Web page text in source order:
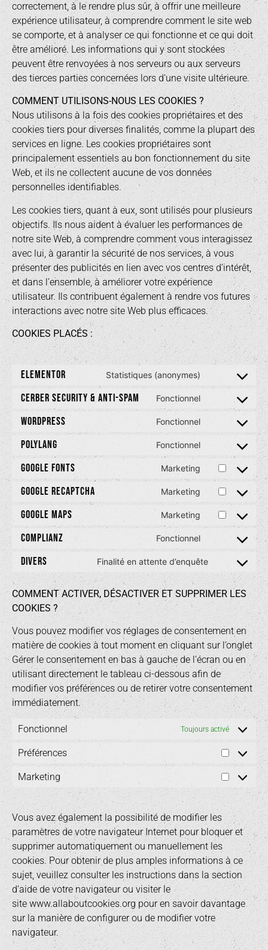
correctement, à le rendre plus sûr, à offrir une meilleure
expérience utilisateur, à comprendre comment le site web
se comporte, et à analyser ce qui fonctionne et ce qui doit
être amélioré. Les informations qui y sont stockées
peuvent être renvoyées à nos serveurs ou aux serveurs
des tierces parties concernées lors d’une visite ultérieure.
COMMENT UTILISONS-NOUS LES COOKIES ?
Nous utilisons à la fois des cookies propriétaires et des
cookies tiers pour diverses finalités, comme la plupart des
services en ligne. Les cookies propriétaires sont
principalement essentiels au bon fonctionnement du site
Web, et ils ne collectent aucune de vos données
personnelles identifiables.
Les cookies tiers, quant à eux, sont utilisés pour plusieurs
objectifs. Ils nous aident à évaluer les performances de
notre site Web, à comprendre comment vous interagissez
avec lui, à garantir la sécurité de nos services, à vous
présenter des publicités en lien avec vos centres d’intérêt,
et dans l’ensemble, à améliorer votre expérience
utilisateur. Ils contribuent également à rendre vos futures
interactions avec notre site Web plus efficaces.
COOKIES PLACÉS :
ELEMENTOR Statistiques (anonymes)
CERBER SECURITY & ANTI-SPAM Fonctionnel
WORDPRESS Fonctionnel
POLYLANG Fonctionnel
GOOGLE FONTS Marketing
GOOGLE RECAPTCHA Marketing
GOOGLE MAPS Marketing
COMPLIANZ Fonctionnel
DIVERS Finalité en attente d’enquête
COMMENT ACTIVER, DÉSACTIVER ET SUPPRIMER LES
COOKIES ?
Vous pouvez modifier vos réglages de consentement en
matière de cookies à tout moment en cliquant sur l’onglet
Gérer le consentement en bas à gauche de l’écran ou en
utilisant directement le tableau ci-dessous afin de
modifier vos préférences ou de retirer votre consentement
immédiatement.
Fonctionnel Toujours activé
Préférences
Marketing
Vous avez également la possibilité de modifier les
paramètres de votre navigateur Internet pour bloquer et
supprimer automatiquement ou manuellement les
cookies. Pour obtenir de plus amples informations à ce
sujet, veuillez consulter les instructions dans la section
d’aide de votre navigateur ou visiter le
site www.allaboutcookies.org pour en savoir davantage
sur la manière de configurer ou de modifier votre
navigateur.